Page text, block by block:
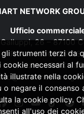
NETWORK
Ufficio
26 – 87100
P. IVA
N. iscrizione ROC
strumenti terzi da
necessari al
illustrate nella
o negare il consenso
la cookie policy.
all'uso dei